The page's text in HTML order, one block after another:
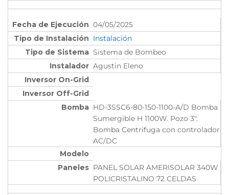
04/05/2025
Instalación
Sistema de Bombeo
Agustin Eleno
HD-3SSC6-80-150-1100-A/D Bomba
Sumergible H 1100W. Pozo 3".
Bomba Centrifuga con controlador
AC/DC
PANEL SOLAR AMERISOLAR 340W
POLICRISTALINO 72 CELDAS